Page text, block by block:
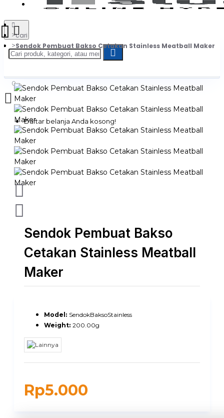
0
Daftar belanja Anda kosong!
cari
Sendok Pembuat Bakso Cetakan Stainless Meatball Maker
Sendok Pembuat Bakso
Cetakan Stainless Meatball
Maker
Rp5.000
Model: SendokBaksoStainless
Weight: 200.00g